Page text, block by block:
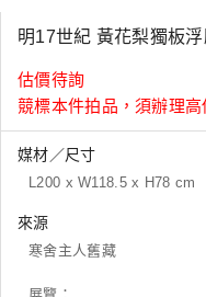
明17世紀 黃花梨獨板
估價待詢
競標本件拍品，須辦理
媒材／尺寸
L200 x W118.5 x H78 cm
來源
寒舍主人舊藏